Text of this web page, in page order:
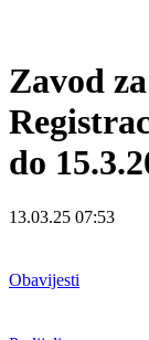
Zavod
do
13.03.25 07:53
Obavijesti